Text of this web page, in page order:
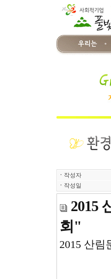
ㆍ 작성자
ㆍ 작성일
2015
회"
2015 산